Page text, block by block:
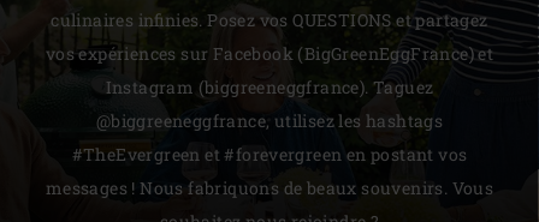
culinaires infinies. Posez vos QUESTIONS et partagez
vos expériences sur Facebook (BigGreenEggFrance) et
Instagram (biggreeneggfrance). Taguez
@biggreeneggfrance, utilisez les hashtags
#TheEvergreen et #forevergreen en postant vos
messages ! Nous fabriquons de beaux souvenirs. Vous